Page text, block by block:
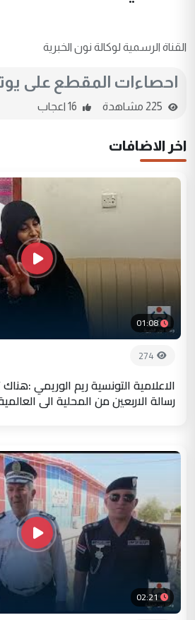
القناة الرسمية لوكالة نون الخبرية
احصاءات المقطع على
اخر الاضافات
01:08
274
الاعلامية التونسية ريم الوريمي
رسالة الاربعين من المحلية الى
02:21